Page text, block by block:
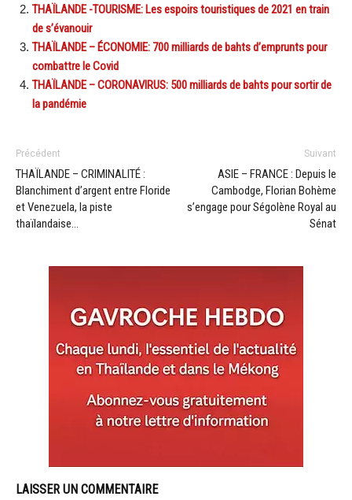
THAÏLANDE -TOURISME: Les espoirs touristiques de 2021 en train
de s’évanouir
THAÏLANDE – ÉCONOMIE: 700 milliards de bahts d’emprunts pour
combattre le Covid
THAÏLANDE – CORONAVIRUS: 500 milliards de bahts pour sortir de
la pandémie
Précédent
THAÏLANDE – CRIMINALITÉ :
Blanchiment d’argent entre Floride
et Venezuela, la piste
thaïlandaise…
Suivant
ASIE – FRANCE : Depuis le
Cambodge, Florian Bohème
s’engage pour Ségolène Royal au
Sénat
LAISSER UN COMMENTAIRE